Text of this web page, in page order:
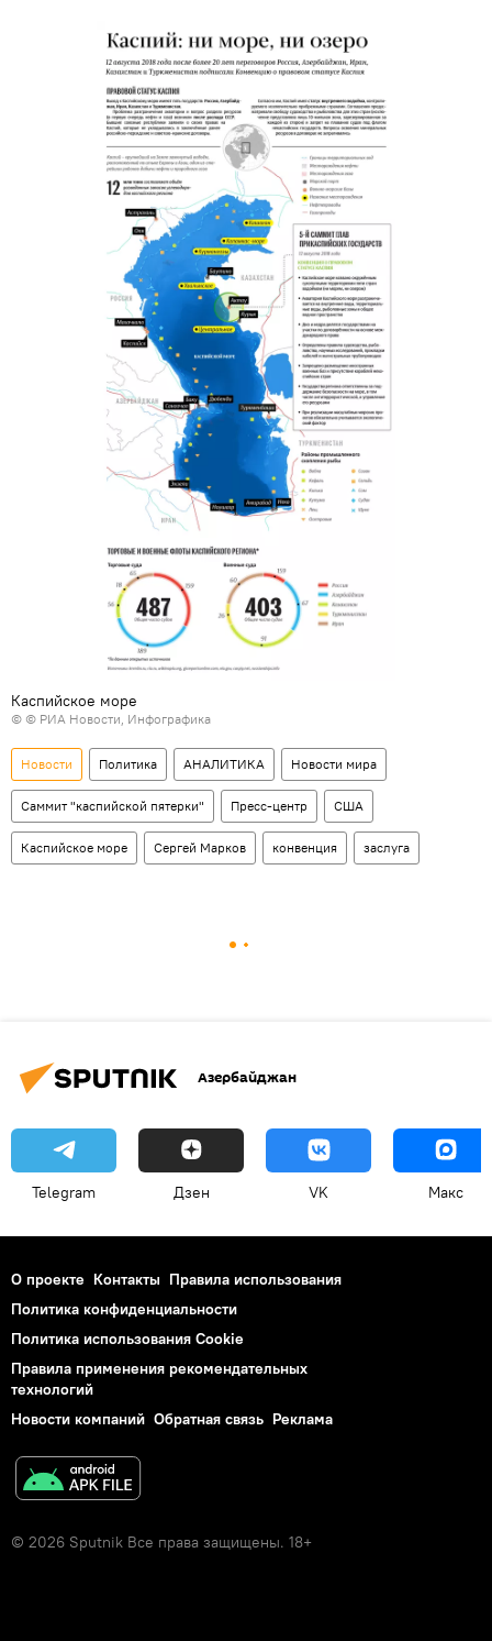
Каспийское море
© © РИА Новости, Инфографика
Новости Политика АНАЛИТИКА Новости мира
Саммит "каспийской пятерки" Пресс-центр США
Каспийское море Сергей Марков конвенция заслуга
Азербайджан
Telegram Дзен VK Макс
О проекте Контакты Правила использования
Политика конфиденциальности
Политика использования Cookie
Правила применения рекомендательных
технологий
Новости компаний Обратная связь Реклама
© 2026 Sputnik Все права защищены. 18+